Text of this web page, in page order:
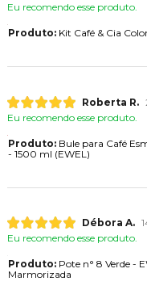
Eu recomendo esse produto.
Produto:Kit Café & Cia
Roberta R.
Eu recomendo esse produto.
Produto:Bule para Café
- 1500 ml (EWEL)
Débora A.
Eu recomendo esse produto.
Produto:Pote n° 8 Verde -
Marmorizada